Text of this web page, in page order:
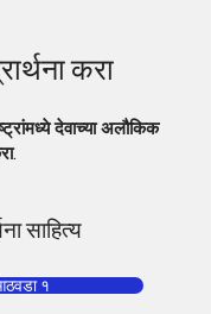
करा
देवाच्या अलौकिक
साहित्य
१